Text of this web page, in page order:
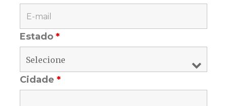
Estado*
Cidade*